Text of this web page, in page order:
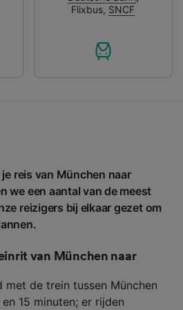
Flixbus, SNCF
reis van München naar
we een aantal van de meest
reizigers bij elkaar gezet om
van München naar
de trein tussen München
15 minuten; er rijden